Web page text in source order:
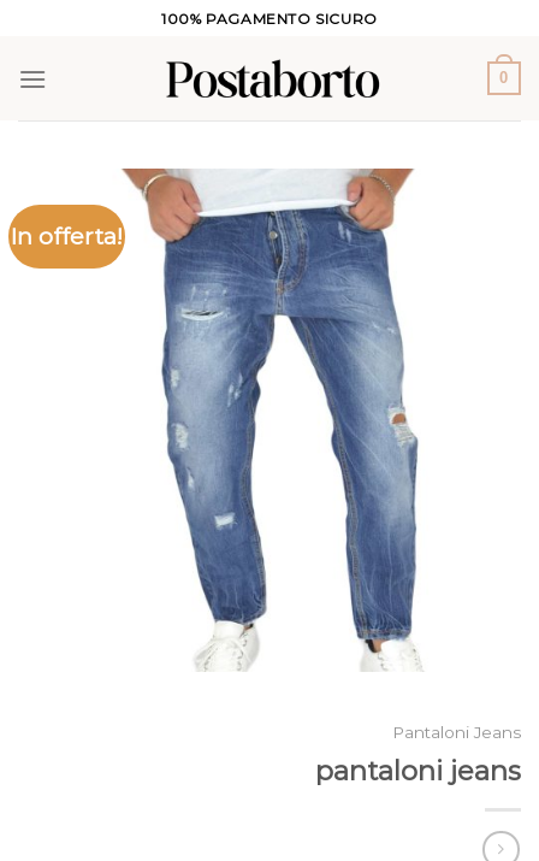
contenuti
100% PAGAMENTO SICURO
0
In offerta!
Pantaloni Jeans
pantaloni jeans